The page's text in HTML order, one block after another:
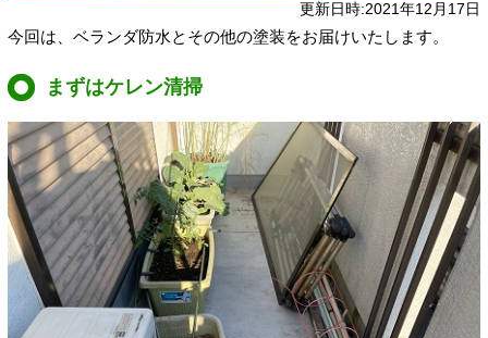
更新日時:2021年12月17日
今回は、ベランダ防水とその他の塗装をお届けいたします。
まずはケレン清掃